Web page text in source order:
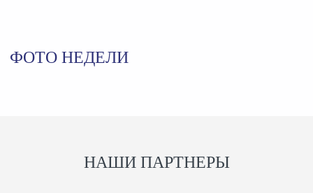
ФОТО НЕДЕЛИ
НАШИ ПАРТНЕРЫ